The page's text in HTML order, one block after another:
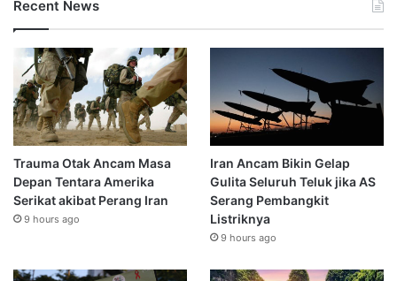
Recent News
Trauma Otak Ancam Masa
Depan Tentara Amerika
Serikat akibat Perang Iran
9 hours ago
Iran Ancam Bikin Gelap
Gulita Seluruh Teluk jika AS
Serang Pembangkit
Listriknya
9 hours ago